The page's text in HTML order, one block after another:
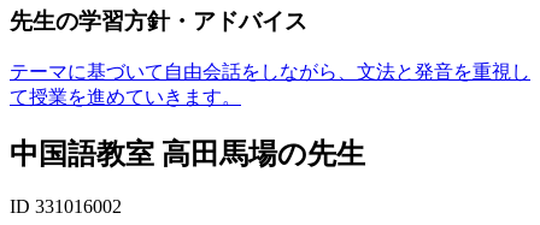
先生の学習方針・アドバイス
テーマに基づいて自由会話をしながら、文法と発音を重視し
て授業を進めていきます。
中国語教室 高田馬場の先生
ID 331016002